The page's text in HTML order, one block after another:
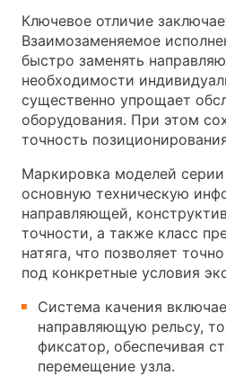
Ключевое отличие
Взаимозаменяемое
быстро заменять
необходимости
существенно упрощает
оборудования. При этом
точность
Маркировка моделей серии
основную техническую
направляющей,
точности, а также класс
натяга, что позволяет
под конкретные условия
Система качения
направляющую рельсу,
фиксатор, обеспечивая
перемещение узла.